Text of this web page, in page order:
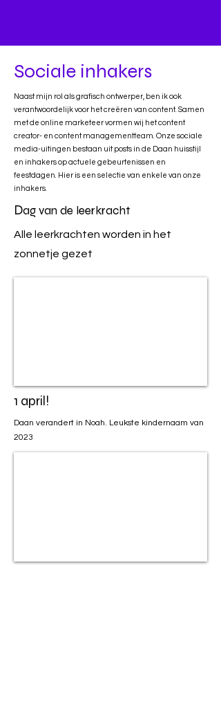
Sociale inhakers
Naast mijn rol als grafisch ontwerper, ben ik ook
verantwoordelijk voor het creëren van content. Samen
met de online marketeer vormen wij het content
creator- en content managementteam. Onze sociale
media-uitingen bestaan uit posts in de Daan huisstijl
en inhakers op actuele gebeurtenissen en
feestdagen. Hier is een selectie van enkele van onze
inhakers.
Dag van de leerkracht
Alle leerkrachten worden in het
zonnetje gezet
1 april!
Daan verandert in Noah. Leukste kindernaam van
2023